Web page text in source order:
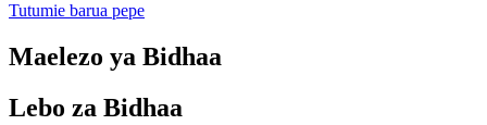
Tutumie barua pepe
Maelezo ya Bidhaa
Lebo za Bidhaa